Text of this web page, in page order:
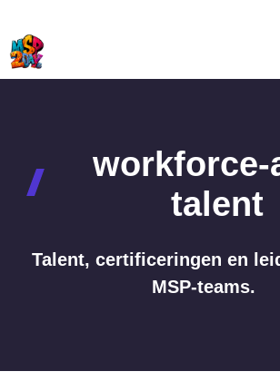
Ga
naar
de
workforce-
talent
Talent, certificeringen en
MSP-teams.